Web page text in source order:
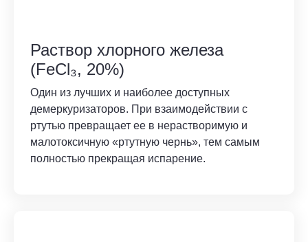
Раствор хлорного железа
(FeCl₃, 20%)
Один из лучших и наиболее доступных
демеркуризаторов. При взаимодействии с
ртутью превращает ее в нерастворимую и
малотоксичную «ртутную чернь», тем самым
полностью прекращая испарение.